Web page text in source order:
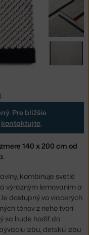
Pre bližšie
kontaktujte.
140 x 200 cm od
kombinuje svetlé
výrazným lemovaním a
dostupný vo viacerých
tónov z neho tvorí
sa bude hodiť do
izbu, detskú izbu